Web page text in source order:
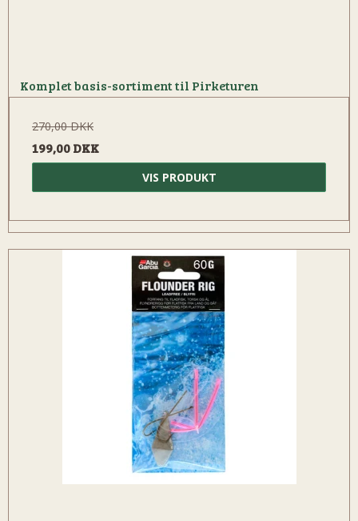
Komplet basis-sortiment til Pirketuren
270,00 DKK
199,00 DKK
VIS PRODUKT